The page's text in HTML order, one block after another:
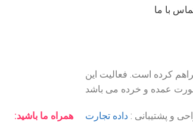
با ما
کرده است. فعالیت این
عمده و خرده می باشد
داده تجارت همراه ما باشید: